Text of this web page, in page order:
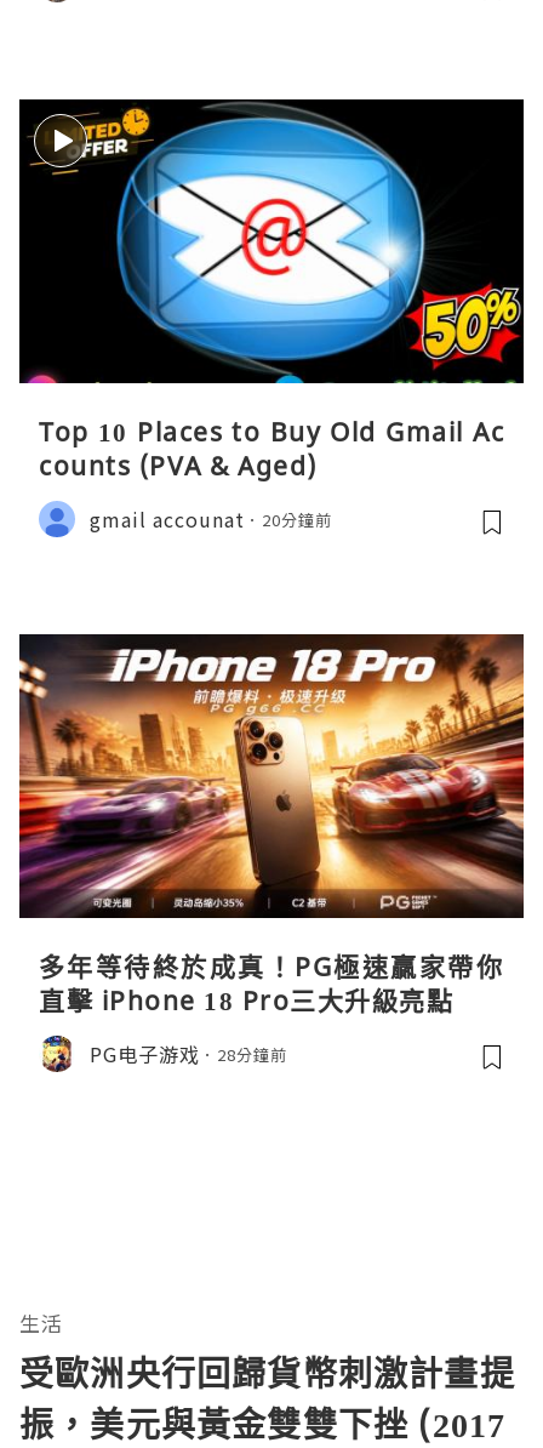
Top 10 Places to Buy Old Gmail Ac
counts (PVA & Aged)
gmail accounat 20分鐘前
多年等待終於成真！PG極速贏家帶你
直擊 iPhone 18 Pro三大升級亮點
PG电子游戏 28分鐘前
生活
受歐洲央行回歸貨幣刺激計畫提
振，美元與黃金雙雙下挫 (2017